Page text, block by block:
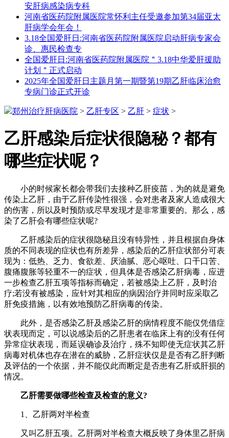
安肝病感染病专科
河南省医药院附属医院常怀利主任受邀参加第34届亚太
肝病学会年会！
3.18全国爱肝日:河南省医药院附属医院启动肝病专家会
诊、惠民检查专
全国爱肝日:河南省医药院附属医院＂3.18中华爱肝援助
计划＂正式启动
2025年全国爱肝日主题月第一期暨第19期乙肝临床治愈
专病门诊正式开诊
郑州治疗肝病医院 > 乙肝专区 > 乙肝 > 症状 >
乙肝感染后症状很隐秘？都有
哪些症状呢？
小的时候家长都会带我们去接种乙肝疫苗，为的就是避免
传染上乙肝，由于乙肝传染性很强，会对患者及家人造成很大
的伤害，所以及时预防或尽早发现才是非常重要的。那么，感
染了乙肝会有哪些症状呢?
乙肝感染后的症状很隐秘且没有特异性，并且根据自身体
质的不同表现的症状也有所差异，感染后的乙肝症状部分可表
现为：低热、乏力、食欲差、厌油腻、恶心呕吐、口干口苦、
腹痛腹胀等轻重不一的症状，但具体是否感染乙肝病毒，应进
一步检查乙肝五项等指标而确定，若被感染上乙肝，及时治
疗;若没有被感染，应针对其相应的病因治疗并同时应采取乙
肝免疫措施，以有效地预防乙肝病毒的传染。
此外，是否感染乙肝及感染乙肝的病情程度不能仅凭借症
状表现而定，可以说感染后的乙肝患者在临床上有的没有任何
异常症状表现，而延误确诊及治疗，殊不知即使无症状其乙肝
病毒对机体也存在潜在的威胁，乙肝症状仅是是否有乙肝判断
及评估的一个依据，并不能仅此而断定是否患有乙肝或肝损的
情况。
乙肝需要做哪些检查及检查的意义?
1、乙肝两对半检查
又叫乙肝五项。乙肝两对半检查大概反映了身体里乙肝病